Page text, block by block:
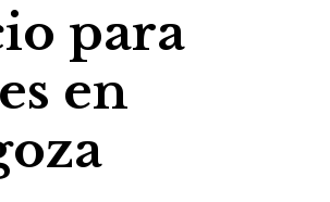
para
en